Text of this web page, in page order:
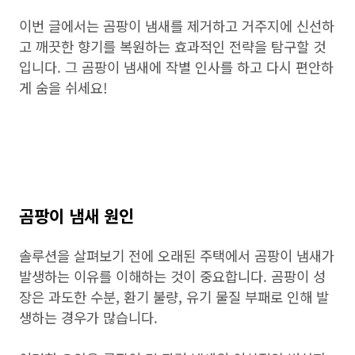
이번 글에서는 곰팡이 냄새를 제거하고 거주지에 신선하
고 깨끗한 향기를 복원하는 효과적인 전략을 탐구할 것
입니다. 그 곰팡이 냄새에 작별 인사를 하고 다시 편안하
게 숨을 쉬세요!
곰팡이 냄새 원인
솔루션을 살펴보기 전에 오래된 주택에서 곰팡이 냄새가
발생하는 이유를 이해하는 것이 중요합니다. 곰팡이 성
장은 과도한 수분, 환기 불량, 유기 물질 부패로 인해 발
생하는 경우가 많습니다.